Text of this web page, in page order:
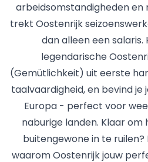
arbeidsomstandigheden
trekt Oostenrijk
dan alleen een salaris.
legendarische
(Gemütlichkeit) uit eerste
taalvaardigheid, en bevind je
Europa - perfect voor
naburige landen. Klaar
buitengewone in te
waarom Oostenrijk jouw